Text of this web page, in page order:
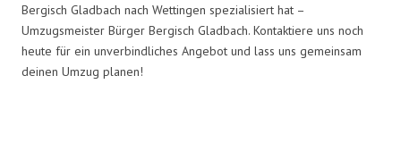
Bergisch Gladbach nach Wettingen spezialisiert hat –
Umzugsmeister Bürger Bergisch Gladbach. Kontaktiere uns noch
heute für ein unverbindliches Angebot und lass uns gemeinsam
deinen Umzug planen!